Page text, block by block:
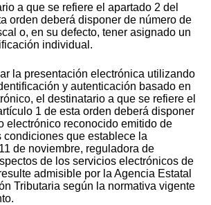
a que se refiere el apartado 2 del
orden deberá disponer de número de
o, en su defecto, tener asignado un
individual.
la presentación electrónica utilizando
y autenticación basado en
el destinatario a que se refiere el
1 de esta orden deberá disponer
electrónico reconocido emitido de
condiciones que establece la
de noviembre, reguladora de
de los servicios electrónicos de
admisible por la Agencia Estatal
Tributaria según la normativa vigente